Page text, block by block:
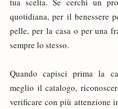
quotidiana, per il benessere
pelle, per la casa o per una
sempre lo stesso.
Quando capisci prima la
meglio il catalogo,
verificare con più attenzione